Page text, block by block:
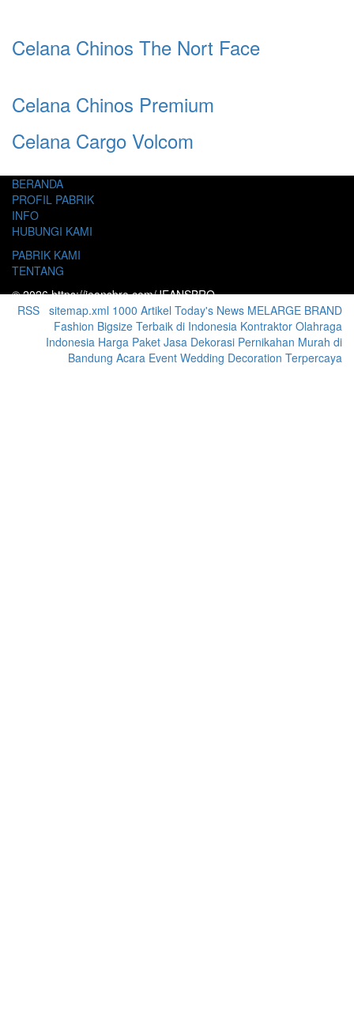
Celana Chinos The Nort Face
Celana Chinos Premium
Celana Cargo Volcom
BERANDA
PROFIL PABRIK
INFO
HUBUNGI KAMI
PABRIK KAMI
TENTANG
© 2026 https://jeansbro.com/JEANSBRO
RSS sitemap.xml 1000 Artikel Today's News MELARGE BRAND
Fashion Bigsize Terbaik di Indonesia Kontraktor Olahraga
Indonesia Harga Paket Jasa Dekorasi Pernikahan Murah di
Bandung Acara Event Wedding Decoration Terpercaya